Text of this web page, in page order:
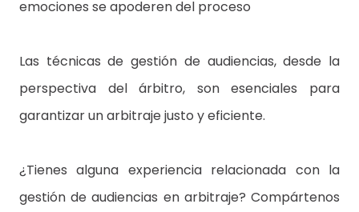
emociones se apoderen del proceso
Las técnicas de gestión de audiencias, desde la
perspectiva del árbitro, son esenciales para
garantizar un arbitraje justo y eficiente.
¿Tienes alguna experiencia relacionada con la
gestión de audiencias en arbitraje? Compártenos